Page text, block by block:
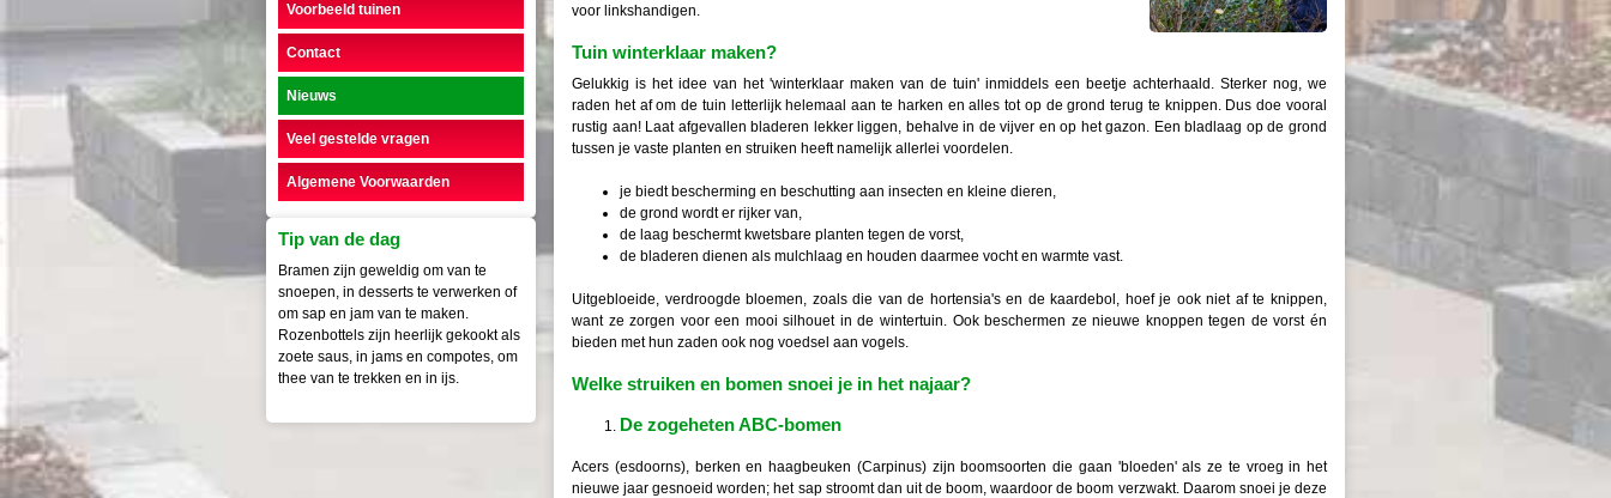
voor linkshandigen.
Tuin winterklaar maken?
Gelukkig is het idee van het 'winterklaar maken van de tuin' inmiddels een beetje achterhaald. Sterker nog, we
raden het af om de tuin letterlijk helemaal aan te harken en alles tot op de grond terug te knippen. Dus doe vooral
rustig aan! Laat afgevallen bladeren lekker liggen, behalve in de vijver en op het gazon. Een bladlaag op de grond
tussen je vaste planten en struiken heeft namelijk allerlei voordelen.
je biedt bescherming en beschutting aan insecten en kleine dieren,
de grond wordt er rijker van,
de laag beschermt kwetsbare planten tegen de vorst,
de bladeren dienen als mulchlaag en houden daarmee vocht en warmte vast.
Uitgebloeide, verdroogde bloemen, zoals die van de hortensia's en de kaardebol, hoef je ook niet af te knippen,
want ze zorgen voor een mooi silhouet in de wintertuin. Ook beschermen ze nieuwe knoppen tegen de vorst én
bieden met hun zaden ook nog voedsel aan vogels.
Welke struiken en bomen snoei je in het najaar?
De zogeheten ABC-bomen
Acers (esdoorns), berken en haagbeuken (Carpinus) zijn boomsoorten die gaan 'bloeden' als ze te vroeg in het
nieuwe jaar gesnoeid worden; het sap stroomt dan uit de boom, waardoor de boom verzwakt. Daarom snoei je deze
Voorbeeld tuinen
Contact
Nieuws
Veel gestelde vragen
Algemene Voorwaarden
Tip van de dag
Bramen zijn geweldig om van te
snoepen, in desserts te verwerken of
om sap en jam van te maken.
Rozenbottels zijn heerlijk gekookt als
zoete saus, in jams en compotes, om
thee van te trekken en in ijs.